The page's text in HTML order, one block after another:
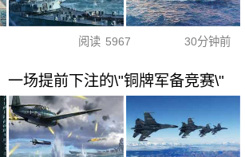
阅读 5967 30分钟前
一场提前下注的\"铜牌军备竞赛\"